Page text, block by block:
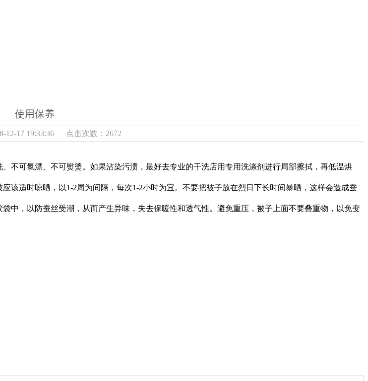
使用保养
12-17 19:33:36 点击次数：2672
不可氯漂、不可熨烫。如果沾染污渍，最好去专业的干洗店用专用洗涤剂进行局部擦拭，再低温烘
该适时晾晒，以1-2周为间隔，每次1-2小时为宜。不要把被子放在烈日下长时间暴晒，这样会造成蚕
中，以防蚕丝受潮，从而产生异味，失去保暖性和透气性。避免重压，被子上面不要叠重物，以免变